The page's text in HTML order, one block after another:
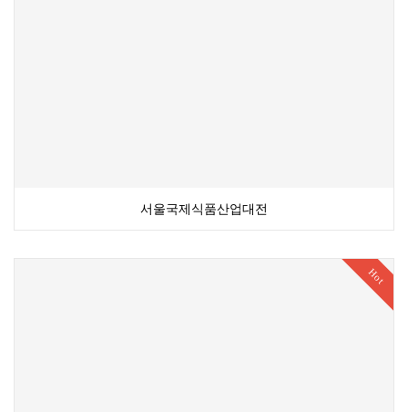
서울국제식품산업대전
Hot